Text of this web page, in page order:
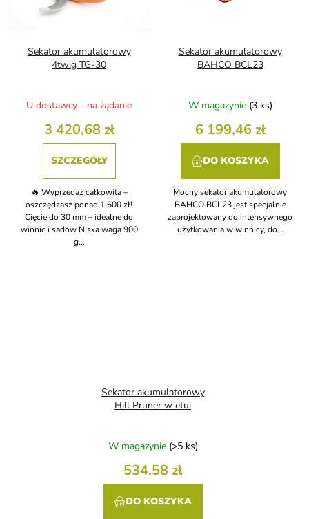
Sekator akumulatorowy
4twig TG-30
U dostawcy - na żądanie
3 420,68 zł
SZCZEGÓŁY
🔥 Wyprzedaż całkowita –
oszczędzasz ponad 1 600 zł!
Cięcie do 30 mm – idealne do
winnic i sadów Niska waga 900
g...
Sekator akumulatorowy
BAHCO BCL23
W magazynie (3 ks)
6 199,46 zł
DO KOSZYKA
Mocny sekator akumulatorowy
BAHCO BCL23 jest specjalnie
zaprojektowany do intensywnego
użytkowania w winnicy, do...
Sekator akumulatorowy
Hill Pruner w etui
W magazynie (>5 ks)
534,58 zł
DO KOSZYKA